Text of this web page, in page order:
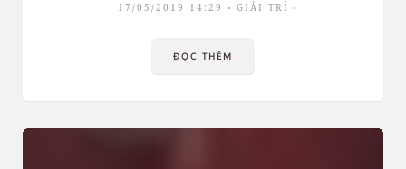
17/05/2019 14:29 GIẢI TRÍ
ĐỌC THÊM